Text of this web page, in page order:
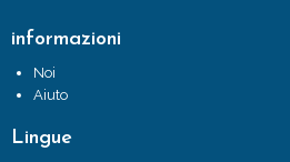
informazioni
Noi
Aiuto
Lingue